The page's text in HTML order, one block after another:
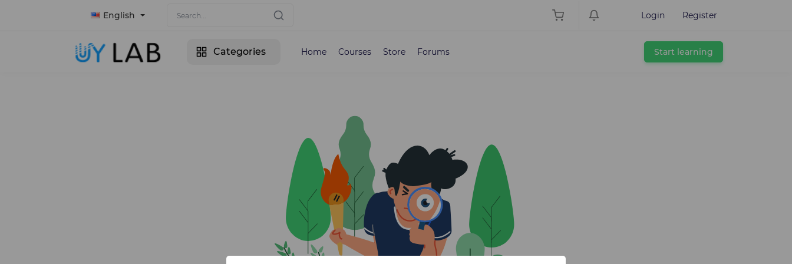
English Login Register
Categories Home Courses Store Forums Start learning